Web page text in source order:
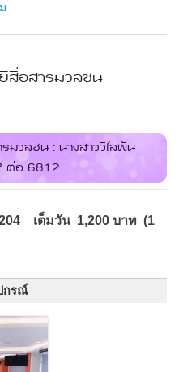
สื่อสารมวลชน
มวลชน : นางสาววิไลพัน
ต่อ 6812
เต็มวัน 1,200 บาท (1
กรณ์